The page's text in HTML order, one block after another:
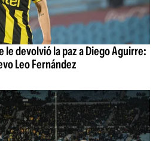
le devolvió la paz a Diego Aguirre:
Leo Fernández